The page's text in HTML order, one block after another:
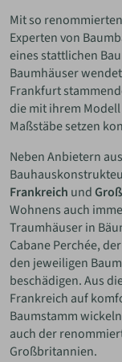
Mit so
Experten von
eines stattlichen
Baumhäuser
Frankfurt
die mit ihrem Modell
Maßstäbe setzen
Neben Anbietern
Frankreich und
Wohnens auch
Traumhäuser in
Cabane Perchée,
den jeweiligen
beschädigen. Aus
Frankreich auf
Baumstamm
auch der
Großbritannien.